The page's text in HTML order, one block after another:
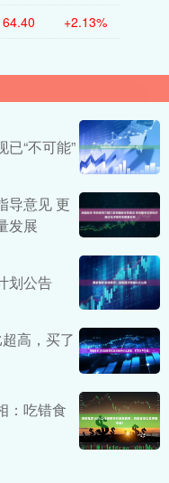
+2.13%
“不可能”
导意见 更
发展
划公告
高，买了
：吃错食